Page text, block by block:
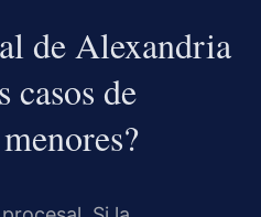
de Alexandria
casos de